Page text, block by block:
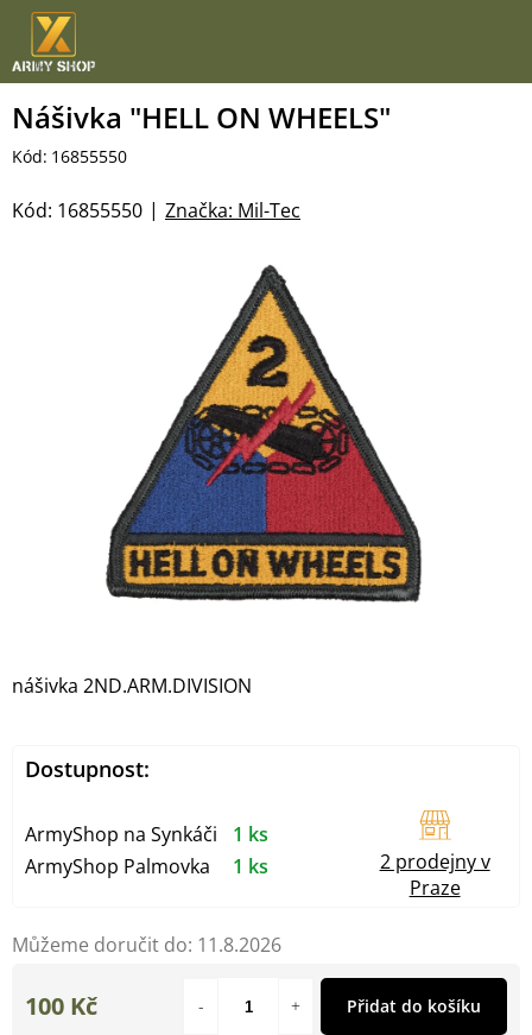
Přejít
obsah
Nášivka "HELL ON WHEELS"
Kód: 16855550
Značka: Mil-Tec
Kód: 16855550
Můžeme doručit do: 11.8.2026
nášivka 2ND.ARM.DIVISION
100 Kč Přidat do košíku
Dostupnost:
ArmyShop na Synkáči
1 ks
ArmyShop Palmovka
1 ks
2 prodejny v
Praze